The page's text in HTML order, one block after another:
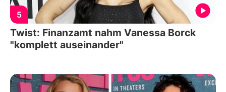
5
Twist: Finanzamt nahm Vanessa Borck
"komplett auseinander"